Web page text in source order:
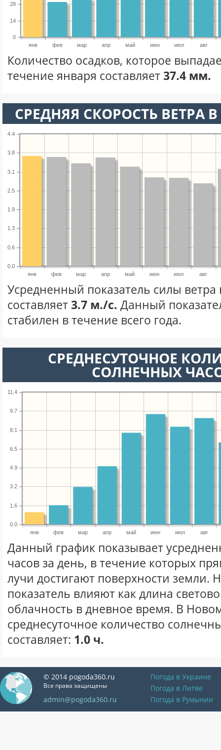
янв фев мар апр май июн июл авг
0
14
28
Количество осадков, которое
течение января составляет37.4 мм.
СРЕДНЯЯ СКОРОСТЬ ВЕТРА
янв фев мар апр май июн июл авг
0.0
0.6
1.3
1.9
2.5
3.1
3.8
4.4
Усредненный показатель силы ветра
составляет3.7 м./с. Данный
стабилен в течение всего года.
СРЕДНЕСУТОЧНОЕ
СОЛНЕЧНЫХ
янв фев мар апр май июн июл авг
0.0
1.6
3.2
4.9
6.5
8.1
9.7
11.4
Данный график показывает
часов за день, в течение которых
лучи достигают поверхности земли.
показатель влияют как длина
облачность в дневное время. В
среднесуточное количество
составляет: 1.0 ч.
© 2014 pogoda360.ru
Все права защищены
admin@pogoda360.ru
Погода в Украине
Погода в Литве
Погода в Румынии